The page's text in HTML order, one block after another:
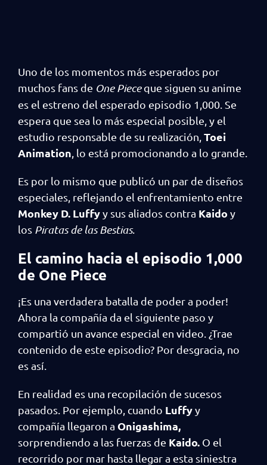
Uno de los momentos más esperados por
muchos fans de One Pieceque siguen su anime
es el estreno del esperado episodio 1,000. Se
espera que sea lo más especial posible, y el
estudio responsable de su realización, Toei
Animation , lo está promocionando a lo grande.
Es por lo mismo que publicó un par de diseños
especiales, reflejando el enfrentamiento entre
Monkey D. Luffyy sus aliados contra Kaido y
los Piratas de las Bestias.
El camino hacia el episodio 1,000
de One Piece
¡Es una verdadera batalla de poder a poder!
Ahora la compañía da el siguiente paso y
compartió un avance especial en video. ¿Trae
contenido de este episodio? Por desgracia, no
es así.
En realidad es una recopilación de sucesos
pasados. Por ejemplo, cuando Luffyy
compañía llegaron a Onigashima,
sorprendiendo a las fuerzas de Kaido. O el
recorrido por mar hasta llegar a esta siniestra